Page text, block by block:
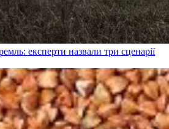
експерти назвали три сценарії